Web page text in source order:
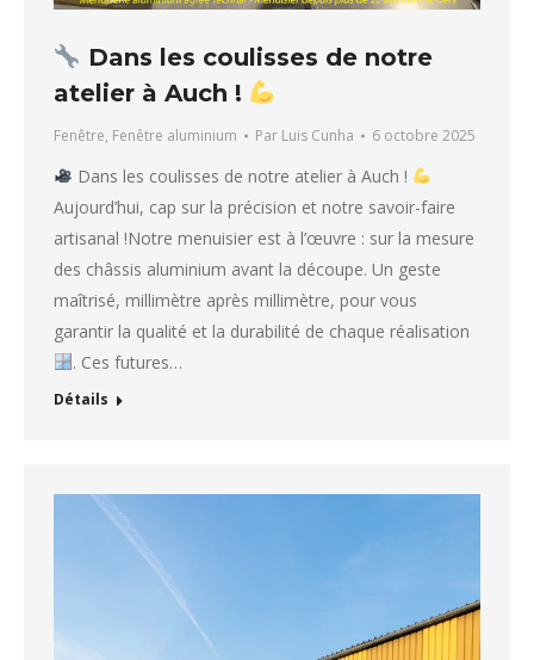
Dans les coulisses de notre
atelier à Auch !
Fenêtre, Fenêtre aluminium Par Luis Cunha 6 octobre 2025
Dans les coulisses de notre atelier à Auch !
Aujourd’hui, cap sur la précision et notre savoir-faire
artisanal !Notre menuisier est à l’œuvre : sur la mesure
des châssis aluminium avant la découpe. Un geste
maîtrisé, millimètre après millimètre, pour vous
garantir la qualité et la durabilité de chaque réalisation
. Ces futures…
Détails